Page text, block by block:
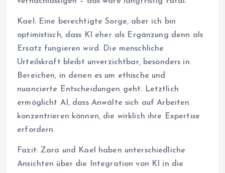
Kael: Eine berechtigte Sorge, aber ich bin
optimistisch, dass KI eher als Ergänzung denn als
Ersatz fungieren wird. Die menschliche
Urteilskraft bleibt unverzichtbar, besonders in
Bereichen, in denen es um ethische und
nuancierte Entscheidungen geht. Letztlich
ermöglicht AI, dass Anwälte sich auf Arbeiten
konzentrieren können, die wirklich ihre Expertise
erfordern.
Fazit: Zara und Kael haben unterschiedliche
Ansichten über die Integration von KI in die